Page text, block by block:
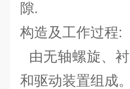
隙.
构造及工作
由无轴螺旋、
和驱动装置组成。